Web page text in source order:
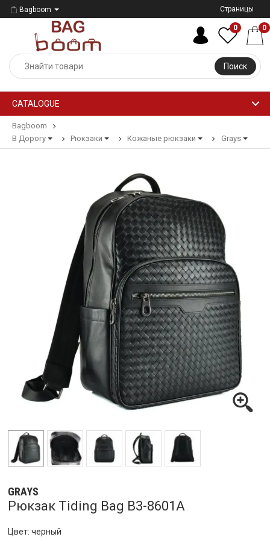
Bagboom Страницы
Поиск
0 0
CATALOGUE
Bagboom
В Дорогу
Рюкзаки Кожаные рюкзаки Grays
GRAYS
Рюкзак Tiding Bag B3-8601A
Цвет: черный